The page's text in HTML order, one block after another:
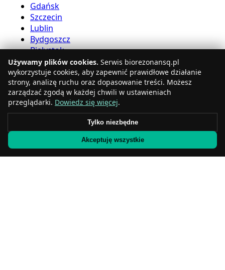
Gdańsk
Szczecin
Lublin
Bydgoszcz
Białystok
Usługi bioreznansu
Katowice
Gdynia
Radom
Używamy plików cookies. Serwis biorezonansq.pl
wykorzystuje cookies, aby zapewnić prawidłowe działanie
strony, analizę ruchu oraz dopasowanie treści. Możesz
zarządzać zgodą w każdej chwili w ustawieniach
przeglądarki. Dowiedz się więcej.
Tylko niezbędne
Akceptuję wszystkie